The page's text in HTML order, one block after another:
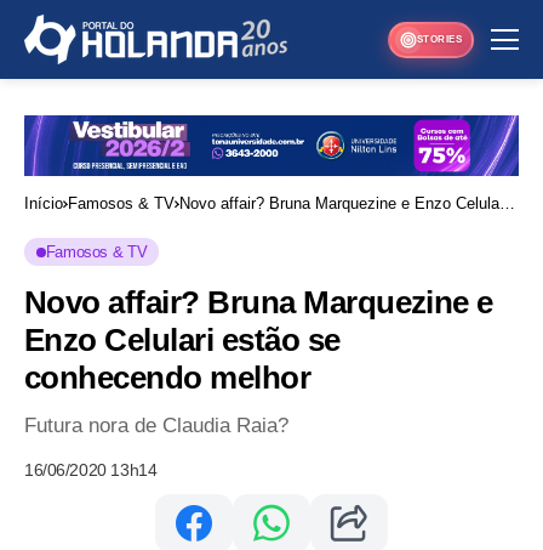
STORIES
Início Famosos & TV Novo affair? Bruna Marquezine e Enzo Celulari
Famosos & TV
Novo affair? Bruna Marquezine e
Enzo Celulari estão se
conhecendo melhor
Futura nora de Claudia Raia?
16/06/2020 13h14